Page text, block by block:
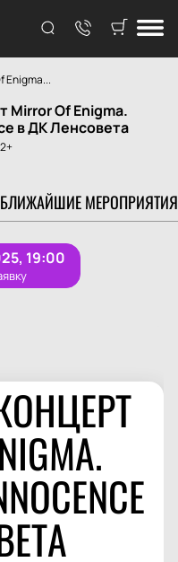
Enigma...
Mirror Of Enigma.
в ДК Ленсовета
БЛИЖАЙШИЕ МЕРОПРИЯТИЯ